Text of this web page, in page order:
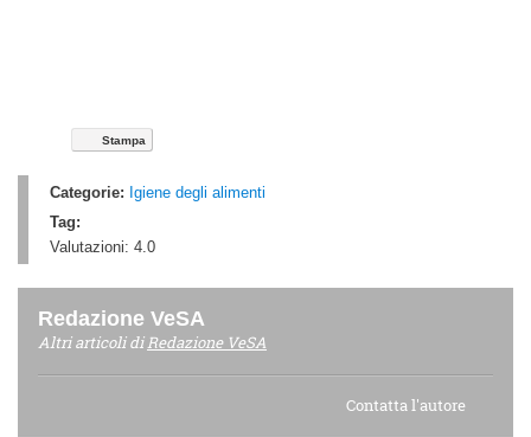
Stampa
Categorie: Igiene degli alimenti
Tag:
Valutazioni: 4.0
Redazione VeSA
Altri articoli diRedazione VeSA
Contatta l'autore